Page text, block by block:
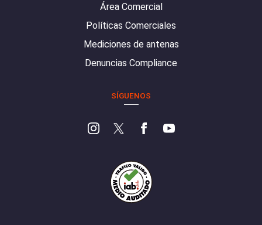
Área Comercial
Políticas Comerciales
Mediciones de antenas
Denuncias Compliance
SÍGUENOS